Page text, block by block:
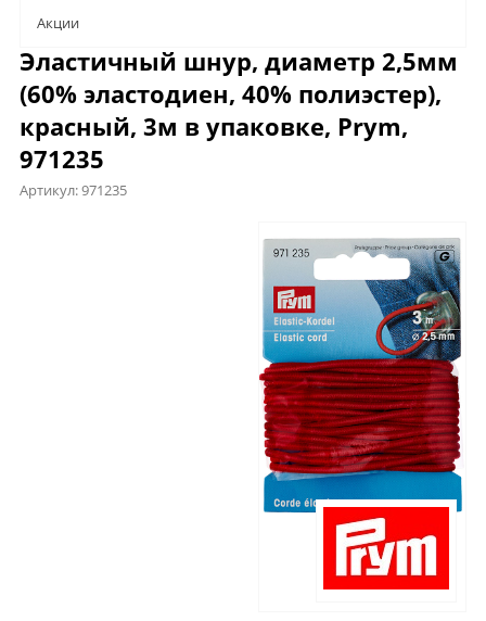
Aкции
Эластичный шнур, диаметр 2,5мм
(60% эластодиен, 40% полиэстер),
красный, 3м в упаковке, Prym,
971235
Артикул:971235